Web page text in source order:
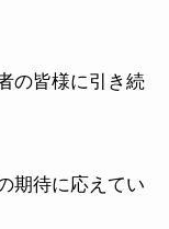
の皆様に引き続
期待に応えてい